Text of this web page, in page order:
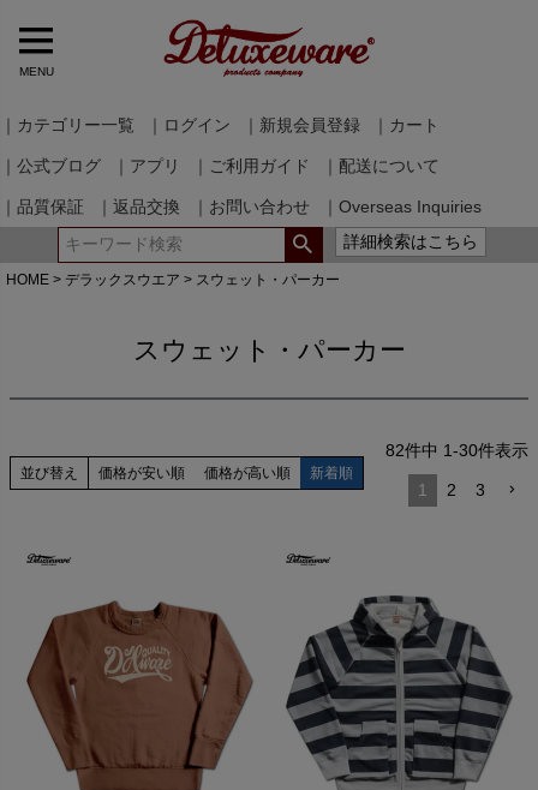
MENU
｜カテゴリー一覧 ｜ログイン ｜新規会員登録 ｜カート
｜公式ブログ ｜アプリ ｜ご利用ガイド ｜配送について
｜品質保証 ｜返品交換 ｜お問い合わせ
｜Overseas Inquiries
詳細検索はこちら
HOME デラックスウエア スウェット・パーカー
スウェット・パーカー
並び替え 価格が安い順 価格が高い順 新着順
82件中 1-30件表示
1 2 3